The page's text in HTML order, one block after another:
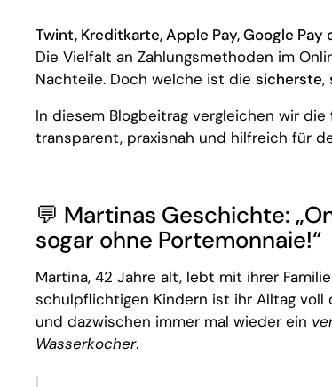
Twint, Kreditkarte, Apple Pay, Google
Die Vielfalt an Zahlungsmethoden im
Nachteile. Doch welche ist die sicherste,
In diesem Blogbeitrag vergleichen wir
transparent, praxisnah und hilfreich für
💬 Martinas Geschichte:
sogar ohne Portemonnaie!“
Martina, 42 Jahre alt, lebt mit ihrer
schulpflichtigen Kindern ist ihr Alltag voll
und dazwischen immer mal wieder ein
Wasserkocher.